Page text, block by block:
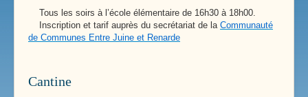
Tous les soirs à l’école élémentaire de 16h30 à 18h00.
Inscription et tarif auprès du secrétariat de la Communauté
de Communes Entre Juine et Renarde
Cantine